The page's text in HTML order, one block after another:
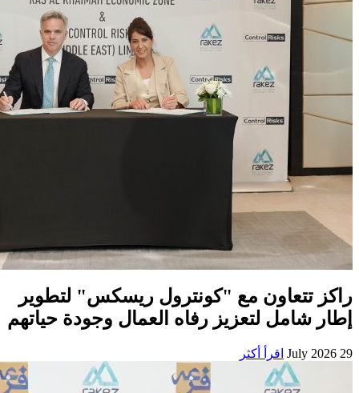
راكز تتعاون مع "كونترول ريسكس" لتطوير
إطار شامل لتعزيز رفاه العمال وجودة حياتهم
29 July 2026 اقرأ أكثر